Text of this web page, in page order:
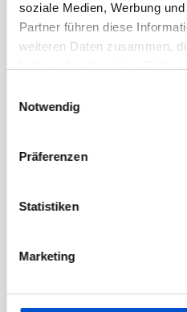
soziale Medien, Werbung
Partner führen diese
weiteren Daten zusammen,
Notwendig
Präferenzen
Statistiken
Marketing
Juli 2020
Juni 2020
März 2020
Januar 2020
November 2019
September 2019